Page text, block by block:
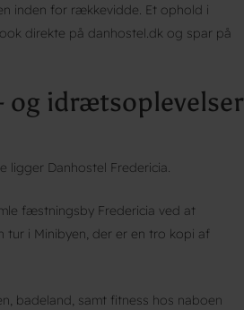
inden for rækkevidde. Et ophold i
direkte på danhostel.dk og spar på
og idrætsoplevelser
Danhostel Fredericia.
fæstningsby Fredericia ved at
i Minibyen, der er en tro kopi af
badeland, samt fitness hos naboen